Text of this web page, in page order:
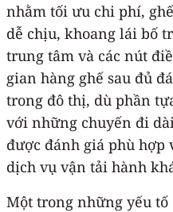
nhằm tối ưu chi phí,
dễ chịu, khoang lái bố
trung tâm và các nút
gian hàng ghế sau đủ
trong đô thị, dù phần
với những chuyến đi
được đánh giá phù hợp
dịch vụ vận tải hành
Một trong những yếu